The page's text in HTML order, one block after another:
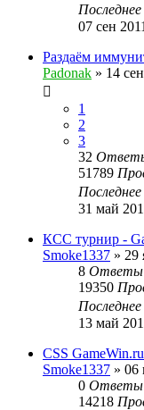
07 сен
Раздаём
Padonak » 14
1
2
3
32
51789
31 май
КСС турнир -
Smoke1337 » 29
8 Ответы
19350
13 май
CSS
Smoke1337 » 06
0 Ответы
14218